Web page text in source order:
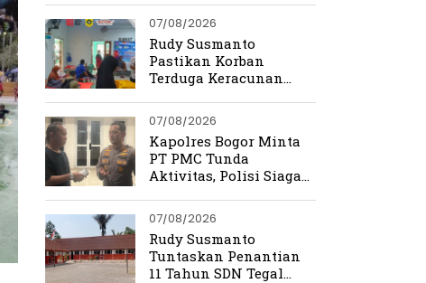
Warga Jasinga
07/08/2026
Rudy Susmanto
Pastikan Korban
Terduga Keracunan
Maksimal
07/08/2026
Kapolres Bogor Minta
PT PMC Tunda
Aktivitas, Polisi Siaga
Tamansari
07/08/2026
Rudy Susmanto
Tuntaskan Penantian
11 Tahun SDN Tegal